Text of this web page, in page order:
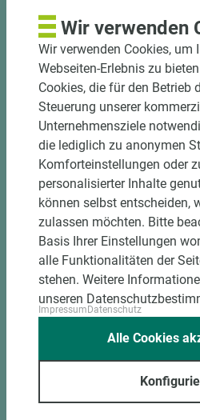
Zuschnittservice
Bekantungsfähiger
und winkelgenau
Hohe und präzise
halbautomatische
Einzelteiletikettierung auf
Materialschonende und
Verpackung der Fixmaße
Jetzt Zuschnitt
Wir verwenden
Wir verwenden Cookies, um
Webseiten-Erlebnis zu
Cookies, die für den Betrieb
Steuerung unserer
Unternehmensziele
die lediglich zu anonymen
Komforteinstellungen oder
personalisierter Inhalte
können selbst entscheiden,
zulassen möchten. Bitte
Basis Ihrer Einstellungen
alle Funktionalitäten der
stehen. Weitere
unseren
ImpressumDatenschutz
Alle Cookies